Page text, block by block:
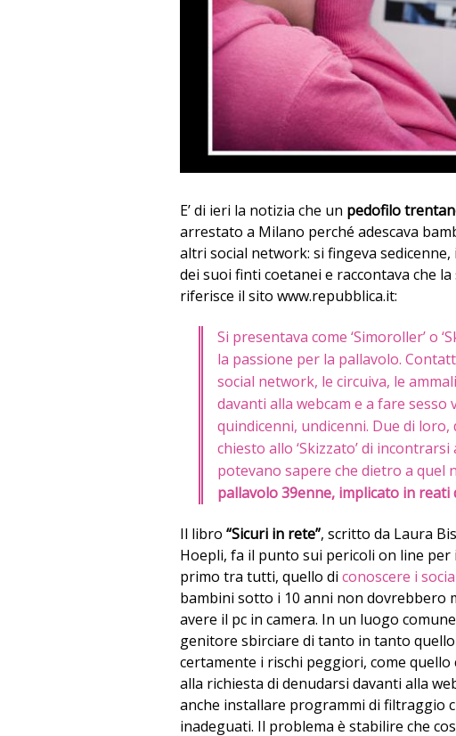
E’ di ieri la notizia che un pedofilo
arrestato a Milano perché adescava
altri social network: si fingeva
dei suoi finti coetanei e raccontava che
riferisce il sito www.repubblica.it:
Si presentava come ‘Simoroller’ o
la passione per la pallavolo.
social network, le circuiva, le
davanti alla webcam e a fare sesso
quindicenni, undicenni. Due di
chiesto allo ‘Skizzato’ di
potevano sapere che dietro a quel
pallavolo 39enne, implicato in reati
Il libro “Sicuri in rete”, scritto da Laura
Hoepli, fa il punto sui pericoli on line
primo tra tutti, quello di conoscere i
bambini sotto i 10 anni non dovrebbero
avere il pc in camera. In un luogo
genitore sbirciare di tanto in tanto
certamente i rischi peggiori, come
alla richiesta di denudarsi davanti alla
anche installare programmi di filtraggio
inadeguati. Il problema è stabilire che